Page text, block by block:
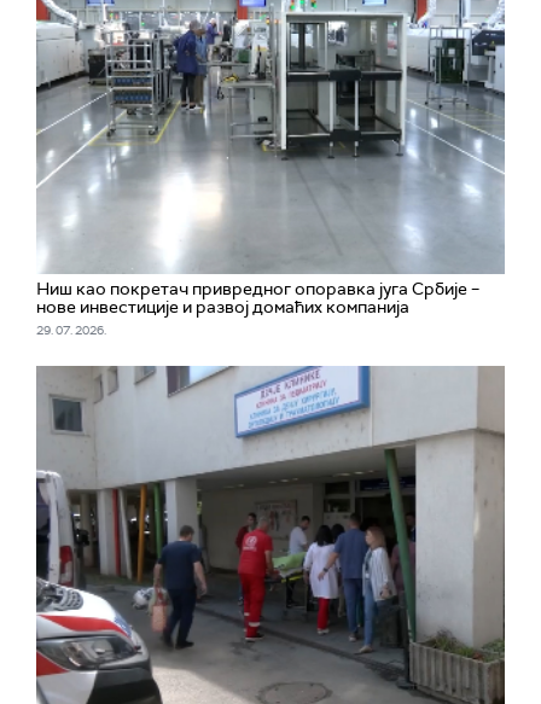
Ниш као покретач привредног опоравка југа Србије –
нове инвестиције и развој домаћих компанија
29. 07. 2026.